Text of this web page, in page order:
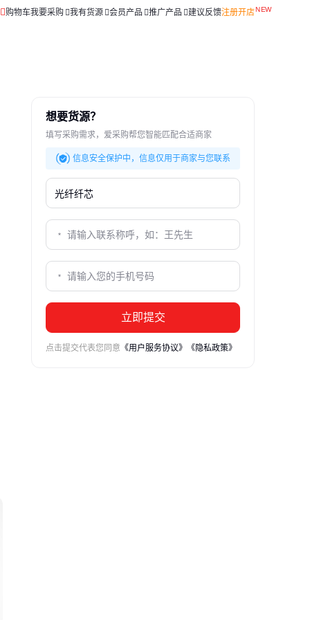
购物车我要采购 我有货源 会员产品 推广产品 建议反馈注册开店
想要货源？
填写采购需求，爱采购帮您智能匹配合适商家
信息安全保护中，信息仅用于商家与您联系
立即提交
点击提交代表您同意 《用户服务协议》 《隐私政策》